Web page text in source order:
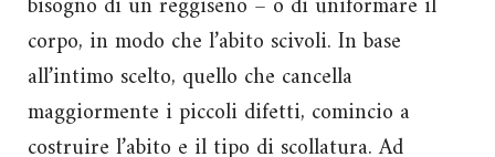
corpo, in modo che l’abito scivoli. In base
all’intimo scelto, quello che cancella
maggiormente i piccoli difetti, comincio a
costruire l’abito e il tipo di scollatura. Ad